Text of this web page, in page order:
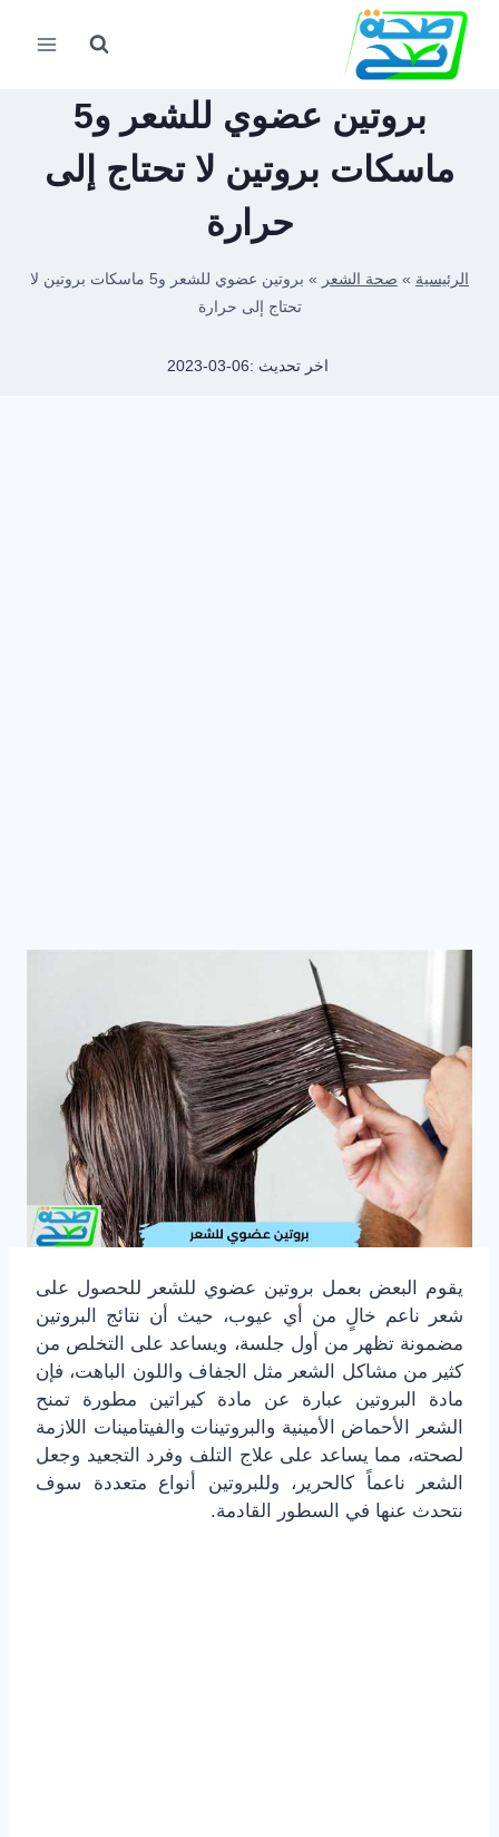
التجاوز
المحتوى
بروتين عضوي للشعر و5
ماسكات بروتين لا تحتاج إلى
حرارة
الرئيسية » صحة الشعر »
بروتين عضوي للشعر و5 ماسكات بروتين لا
تحتاج إلى حرارة
اخر تحديث :2023-03-06
يقوم البعض بعمل بروتين عضوي للشعر للحصول على
شعر ناعم خالٍ من أي عيوب، حيث أن نتائج البروتين
مضمونة تظهر من أول جلسة، ويساعد على التخلص من
كثير من مشاكل الشعر مثل الجفاف واللون الباهت، فإن
مادة البروتين عبارة عن مادة كيراتين مطورة تمنح
الشعر الأحماض الأمينية والبروتينات والفيتامينات اللازمة
لصحته، مما يساعد على علاج التلف وفرد التجعيد وجعل
الشعر ناعماً كالحرير، وللبروتين أنواع متعددة سوف
نتحدث عنها في السطور القادمة.